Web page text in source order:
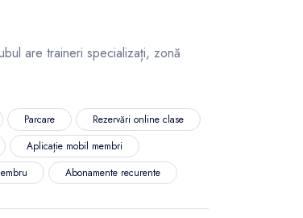
are traineri specializați, zonă
Parcare
Rezervări online clase
Aplicație mobil membri
Abonamente recurente